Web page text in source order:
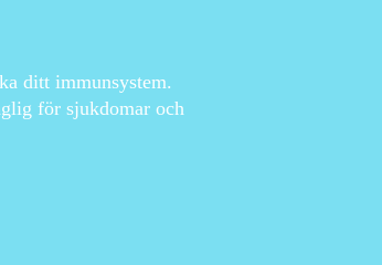
ditt immunsystem.
för sjukdomar och